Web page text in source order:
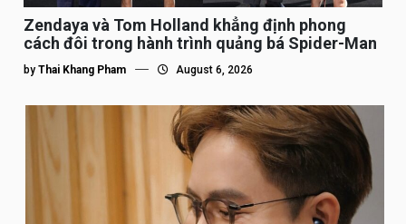
Zendaya và Tom Holland khẳng định phong
cách đôi trong hành trình quảng bá Spider-Man
by Thai Khang Pham August 6, 2026